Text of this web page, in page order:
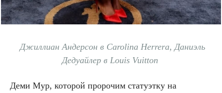
Джиллиан Андерсон в Carolina Herrera, Даниэль
Дедуайлер в Louis Vuitton
Деми Мур, которой пророчим статуэтку на